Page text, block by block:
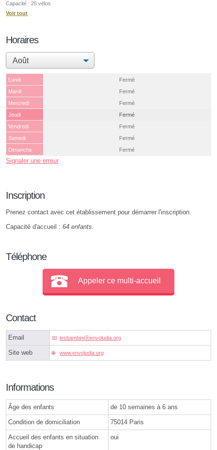
Capacité : 25 vélos
Voir tout
Horaires
Lundi
Fermé
Mardi
Fermé
Mercredi
Fermé
Jeudi
Fermé
Vendredi
Fermé
Samedi
Fermé
Dimanche
Fermé
Signaler une erreur
Inscription
Prenez contact avec cet établissement pour démarrer l'inscription.
Capacité d'accueil : 64 enfants
Téléphone
Appeler ce multi-accueil
Contact
Email lesbambiniⓐenvoludia.org
Site web www.envoludia.org
Informations
Âge des enfants de 10 semaines à 6 ans
Condition de domiciliation 75014 Paris
Accueil des enfants en situation
de handicap
oui